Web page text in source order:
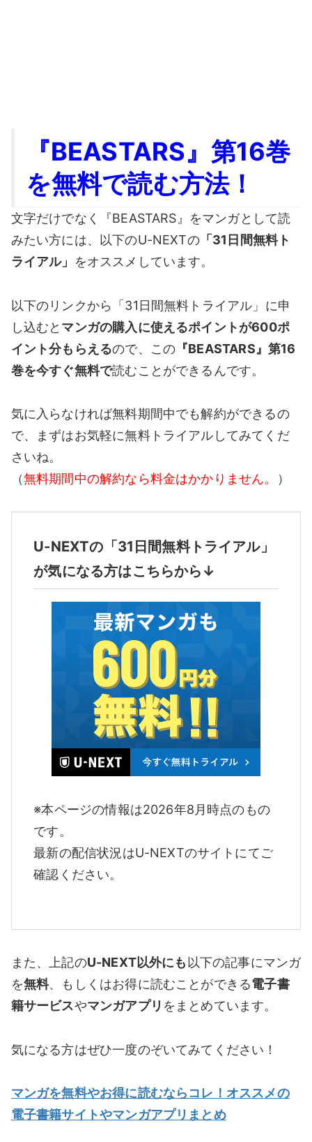
『BEASTARS』第16巻
を無料で読む方法！
文字だけでなく『BEASTARS』をマンガとして読
みたい方には、以下のU-NEXTの「31日間無料ト
ライアル」
をオススメしています。
以下のリンクから「31日間無料トライアル」に申
し込むと マンガの購入に使えるポイントが600ポ
イント分もらえるので、この 『BEASTARS』第16
巻を今すぐ無料で読むことができるんです。
気に入らなければ無料期間中でも解約ができるの
で、まずはお気軽に無料トライアルしてみてくだ
さいね。
（無料期間中の解約なら料金はかかりません。 ）
U-NEXTの「31日間無料トライアル」
が気になる方はこちらから↓
※本ページの情報は2026年8月時点のもの
です。
最新の配信状況はU-NEXTのサイトにてご
確認ください。
また、上記のU-NEXT以外にも 以下の記事にマンガ
を無料、もしくはお得に読むことができる電子書
籍サービスやマンガアプリ をまとめています。
気になる方はぜひ一度のぞいてみてください！
マンガを無料やお得に読むならコレ！オススメの
電子書籍サイトやマンガアプリまとめ